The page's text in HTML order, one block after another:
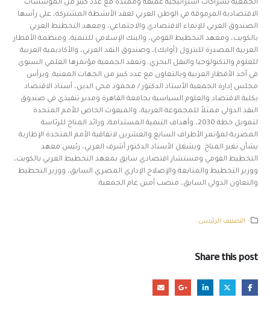
الجمعية بشراكات استراتيجية عميقة وممتدة مع عدد كبير من المؤسسات
الاقتصادية المرموقة في الوطن العربي لعقد الأنشطة المشتركة، على رأسها
الصندوق العربي للإنماء الاقتصادي والاجتماعي، ومعهد التخطيط العربي
بالكويت، ومعهد التخطيط القومي، والبنك الإسلامي للتنمية، ومنظمة الأقطار
العربية المصدرة للبترول (أوابك)، وصندوق النقد العربي، والأكاديمية العربية
للعلوم والتكنولوجيا والنقل البحري. وتعقد الجمعية مؤتمرها العلمي السنوي
في أحد الأقطار العربية وبالتعاون مع عدد كبير من الجهات المعنية. ويرأس
مجلس إدارة الجمعية الأستاذ الدكتور / محمود محي الدين، أستاذ الاقتصاد
بكلية الاقتصاد والعلوم السياسية بجامعة القاهرة ومدير تنفيذي في صندوق
النقد الدولي ممثلاً للمجموعة العربية، والمبعوث الخاص للأمم المتحدة
لتمويل خطة 2030، وأهداف التنمية المستدامة، ورائد المناخ للرئاسة
المصرية لمؤتمر الأطراف السابع والعشرين لاتفاقية الأمم المتحدة الإطارية
بشأن تغير المناخ. ويشغل الأستاذ الدكتور أشرف العربي، رئيس معهد
التخطيط القومي ومستشار اقتصادي سابق بمعهد التخطيط العربي بالكويت،
ووزير التخطيط والمتابعة والإصلاح الإداري المصري السابق، ووزير التخطيط
والتعاون الدولي السابق، منصب أمين عام الجمعية.
التصنيف الرئيسى
Share this post